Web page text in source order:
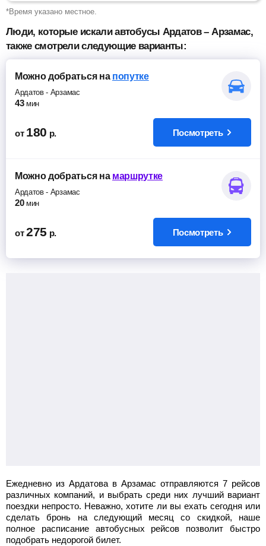
*Время указано местное.
Люди, которые искали автобусы Ардатов – Арзамас,
также смотрели следующие варианты:
Можно добратьсяна попутке
Ардатов- Арзамас
43 мин
от 180 р. Посмотреть
Можно добратьсяна маршрутке
Ардатов- Арзамас
20 мин
от 275 р. Посмотреть
Ежедневно из Ардатова в Арзамас отправляются 7 рейсов
различных компаний, и выбрать среди них лучший вариант
поездки непросто. Неважно, хотите ли вы ехать сегодня или
сделать бронь на следующий месяц со скидкой, наше
полное расписание автобусных рейсов позволит быстро
подобрать недорогой билет.